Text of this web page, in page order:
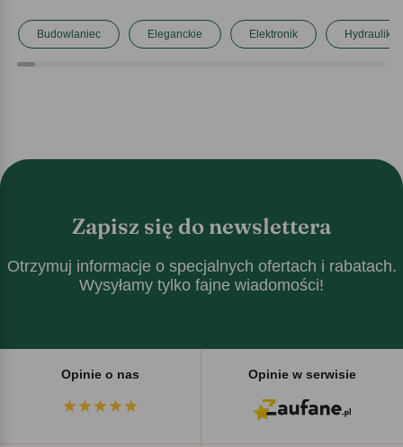
Budowlaniec Eleganckie Elektronik Hydraulik
Zapisz się do newslettera
Otrzymuj informacje o specjalnych ofertach i rabatach.
Wysyłamy tylko fajne wiadomości!
Opinie o nas Opinie w serwisie